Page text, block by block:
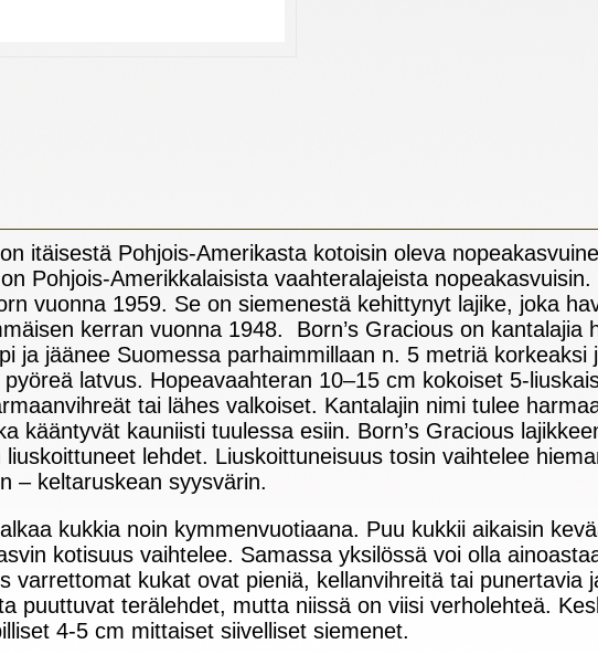
itäisestä Pohjois-Amerikasta kotoisin oleva
Pohjois-Amerikkalaisista vaahteralajeista nopeakasvuisin.
vuonna 1959. Se on siemenestä kehittynyt lajike, joka
kerran vuonna 1948. Born’s Gracious on kantalajia
ja jäänee Suomessa parhaimmillaan n. 5 metriä
pyöreä latvus. Hopeavaahteran 10–15 cm kokoiset 5-
tai lähes valkoiset. Kantalajin nimi tulee
kääntyvät kauniisti tuulessa esiin. Born’s Gracious
liuskoittuneet lehdet. Liuskoittuneisuus tosin vaihtelee
– keltaruskean syysvärin.
kukkia noin kymmenvuotiaana. Puu kukkii aikaisin
kotisuus vaihtelee. Samassa yksilössä voi olla
varrettomat kukat ovat pieniä, kellanvihreitä tai punertavia
puuttuvat terälehdet, mutta niissä on viisi verholehteä.
4-5 cm mittaiset siivelliset siemenet.